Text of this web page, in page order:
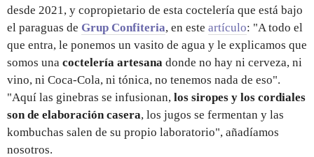
desde 2021, y copropietario de esta coctelería que está bajo
el paraguas de Grup Confiteria, en este artículo: "A todo el
que entra, le ponemos un vasito de agua y le explicamos que
somos una coctelería artesana donde no hay ni cerveza, ni
vino, ni Coca-Cola, ni tónica, no tenemos nada de eso".
"Aquí las ginebras se infusionan, los siropes y los cordiales
son de elaboración casera, los jugos se fermentan y las
kombuchas salen de su propio laboratorio", añadíamos
nosotros.